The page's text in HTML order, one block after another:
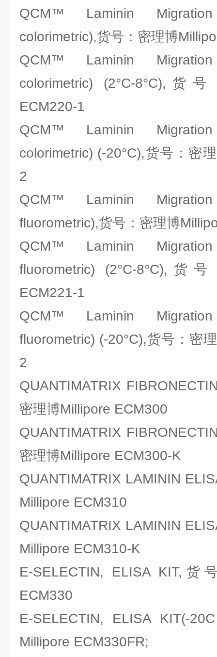
QCM™ Laminin
colorimetric),货号：密理博
QCM™ Laminin
colorimetric) (2°C-8°C),货
ECM220-1
QCM™ Laminin
colorimetric) (-20°C),货号：密
2
QCM™ Laminin
fluorometric),货号：密理博
QCM™ Laminin
fluorometric) (2°C-8°C),货
ECM221-1
QCM™ Laminin
fluorometric) (-20°C),货号：密
2
QUANTIMATRIX
密理博Millipore ECM300
QUANTIMATRIX
密理博Millipore ECM300-K
QUANTIMATRIX LAMININ
Millipore ECM310
QUANTIMATRIX LAMININ
Millipore ECM310-K
E-SELECTIN, ELISA KIT,货
ECM330
E-SELECTIN, ELISA KIT(-
Millipore ECM330FR;